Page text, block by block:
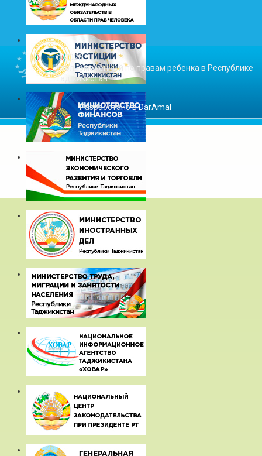
© 2026
Уполномоченный по правам ребенка в Республике
Таджикистан
Разработано вDarAmal